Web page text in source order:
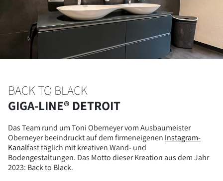
BACK TO BLACK
GIGA-LINE® DETROIT
Das Team rund um Toni Oberneyer vom Ausbaumeister
Oberneyer beeindruckt auf dem firmeneigenen Instagram-
Kanalfast täglich mit kreativen Wand- und
Bodengestaltungen. Das Motto dieser Kreation aus dem Jahr
2023: Back to Black.